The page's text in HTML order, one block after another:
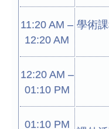
11:20 AM –
12:20 AM
學術
12:20 AM –
01:10 PM
01:10 PM